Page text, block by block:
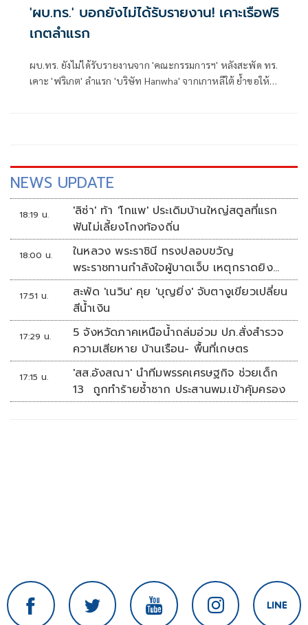
'ผบ.ทร.' บอกยังไม่ได้รับรายงาน! เคาะเรือฟริ
เกตลำแรก
ผบ.ทร. ยังไม่ได้รับรายงานจาก 'คณะกรรมการฯ' หลังสะพัด ทร.
เคาะ 'ฟริเกต' ลำแรก 'บริษัท Hanwha' จากเกาหลีใต้ ย้ำขอให้
NEWS UPDATE
18:19 น.
'ลิซ่า' ท้า 'โกแพ' ประเดิมบ้านใหญ่สตูลที่แรก
ฟันไม่เลี้ยงโกงท้องถิ่น
18:00 น.
ในหลวง พระราชินี ทรงปลอบขวัญ
พระราชทานกำลังใจผู้บาดเจ็บ เหตุกราดยิง
รร.เทพศิรินทร์นนทบุรี
17:51 น.
สะพัด 'เนวิน' คุย 'บุญยิ่ง' จับตางูเขียวเปลี่ยน
สีน้ำเงิน
17:29 น.
5 จังหวัดภาคเหนือน้ำถล่มอ่วม ปภ.สั่งสำรวจ
ความเสียหาย บ้านเรือน- พื้นที่เกษตร
17:15 น.
'สส.อังสณา' นำทีมพรรคเศรษฐกิจ ช่วยเด็ก
13 ถูกทำร้ายซ้ำซาก ประสานพม.เข้าคุ้มครอง